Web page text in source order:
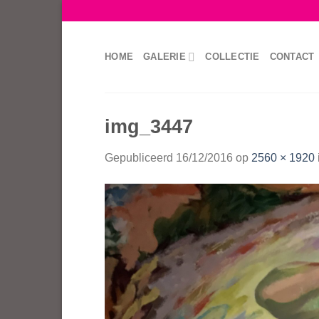
HOME GALERIE COLLECTIE CONTACT
img_3447
Gepubliceerd 16/12/2016 op 2560 × 1920